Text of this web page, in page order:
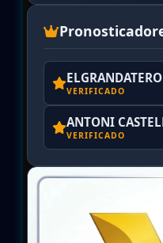
VERIFICADO
ANTONI
VERIFICADO